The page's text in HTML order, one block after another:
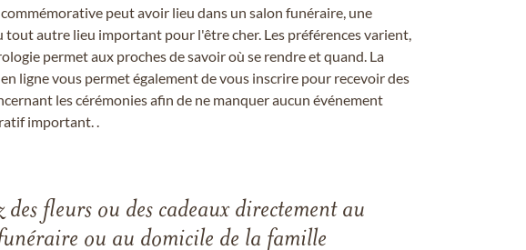
peut avoir lieu dans un salon funéraire, une
tout autre lieu important pour l'être cher. Les préférences varient,
permet aux proches de savoir où se rendre et quand. La
ligne vous permet également de vous inscrire pour recevoir des
les cérémonies afin de ne manquer aucun événement
important. .
des fleurs ou des cadeaux directement au
ou au domicile de la famille